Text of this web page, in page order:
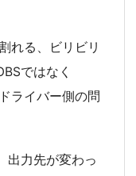
れる、ビリビリ
ではなく
ライバー側の問
出力先が変わっ